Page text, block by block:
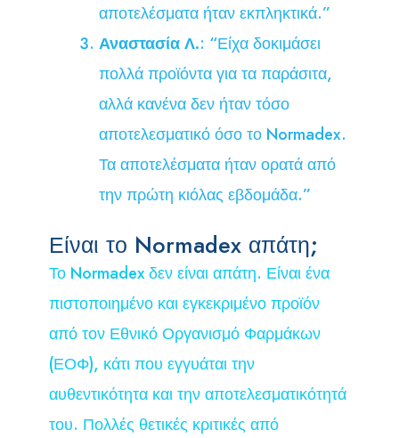
αποτελέσματα ήταν εκπληκτικά.”
Αναστασία Λ.: “Είχα δοκιμάσει
πολλά προϊόντα για τα παράσιτα,
αλλά κανένα δεν ήταν τόσο
αποτελεσματικό όσο το Normadex.
Τα αποτελέσματα ήταν ορατά από
την πρώτη κιόλας εβδομάδα.”
Είναι το Normadex απάτη;
Το Normadex δεν είναι απάτη. Είναι ένα
πιστοποιημένο και εγκεκριμένο προϊόν
από τον Εθνικό Οργανισμό Φαρμάκων
(ΕΟΦ), κάτι που εγγυάται την
αυθεντικότητα και την αποτελεσματικότητά
του. Πολλές θετικές κριτικές από